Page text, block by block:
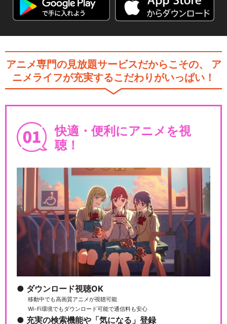
アニメ専門の見放題サービスだからこその、
ア
ニメライフが充実するこだわりがいっぱい！
快適・便利にアニメを視
聴！
ダウンロード視聴OK
移動中でも高画質アニメが視聴可能
Wi-Fi環境でもダウンロード可能で通信料も安心
充実の検索機能や「気になる」登録